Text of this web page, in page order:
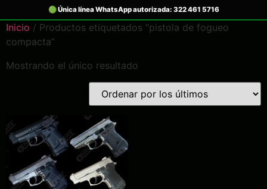
Inicio / Productos etiquetados “pistola de fogueo
compacta”
Mostrando el único resultado